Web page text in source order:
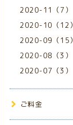
2020-11（7）
2020-10（12）
2020-09（15）
2020-08（3）
2020-07（3）
ご料金